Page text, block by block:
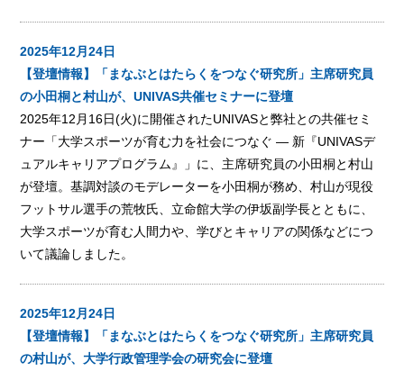
2025年12月24日
【登壇情報】「まなぶとはたらくをつなぐ研究所」主席研究員
の小田桐と村山が、UNIVAS共催セミナーに登壇
2025年12月16日(火)に開催されたUNIVASと弊社との共催セミ
ナー「大学スポーツが育む力を社会につなぐ ― 新『UNIVASデ
ュアルキャリアプログラム』」に、主席研究員の小田桐と村山
が登壇。基調対談のモデレーターを小田桐が務め、村山が現役
フットサル選手の荒牧氏、立命館大学の伊坂副学長とともに、
大学スポーツが育む人間力や、学びとキャリアの関係などにつ
いて議論しました。
2025年12月24日
【登壇情報】「まなぶとはたらくをつなぐ研究所」主席研究員
の村山が、大学行政管理学会の研究会に登壇